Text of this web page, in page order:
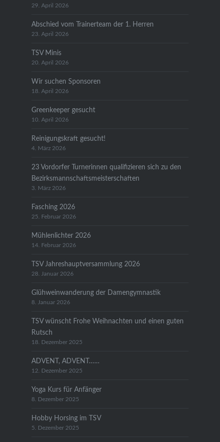
29. April 2026
Abschied vom Trainerteam der 1. Herren
23. April 2026
TSV Minis
20. April 2026
Wir suchen Sponsoren
18. April 2026
Greenkeeper gesucht
10. April 2026
Reinigungskraft gesucht!
4. März 2026
23 Vordorfer Turnerinnen qualifizieren sich zu den
Bezirksmannschaftsmeisterschaften
3. März 2026
Fasching 2026
25. Februar 2026
Mühlenlichter 2026
14. Februar 2026
TSV Jahreshauptversammlung 2026
28. Januar 2026
Glühweinwanderung der Damengymnastik
8. Januar 2026
TSV wünscht Frohe Weihnachten und einen guten
Rutsch
18. Dezember 2025
ADVENT, ADVENT……
12. Dezember 2025
Yoga Kurs für Anfänger
8. Dezember 2025
Hobby Horsing im TSV
5. Dezember 2025